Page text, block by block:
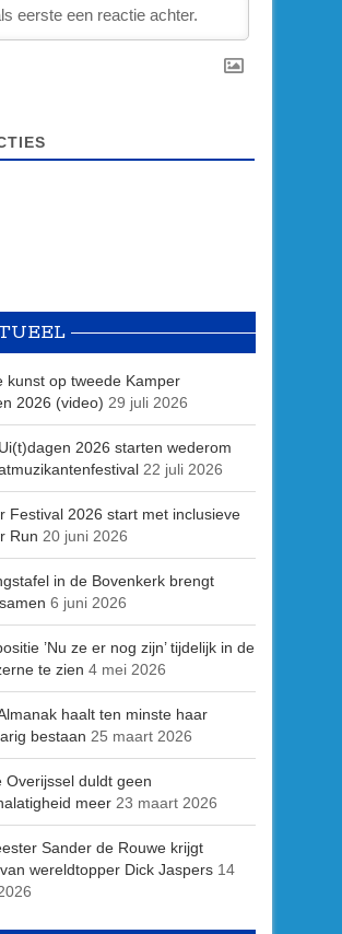
kunst op tweede Kamper
2026 (video) 29 juli 2026
2026 starten wederom
22 juli 2026
Festival 2026 start met inclusieve
Run 20 juni 2026
in de Bovenkerk brengt
6 juni 2026
’Nu ze er nog zijn’ tijdelijk in de
te zien 4 mei 2026
haalt ten minste haar
bestaan 25 maart 2026
Overijssel duldt geen
meer 23 maart 2026
Sander de Rouwe krijgt
wereldtopper Dick Jaspers 14